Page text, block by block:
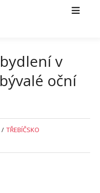
v
oční
/ TŘEBÍČSKO